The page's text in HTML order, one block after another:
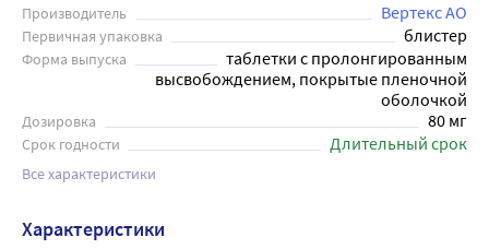
Производитель Вертекс АО
Первичная упаковка блистер
Форма выпуска
таблетки с пролонгированным
высвобождением, покрытые пленочной
оболочкой
Дозировка 80 мг
Срок годности Длительный срок
Все характеристики
Характеристики